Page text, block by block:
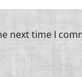
next time I